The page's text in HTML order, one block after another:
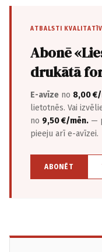
ATBALSTI
Abonē
drukātā
E-avīze no 8,00
lietotnēs. Vai
no 9,50 €/mēn. —
pieeju arī e-avīzei.
ABONĒT